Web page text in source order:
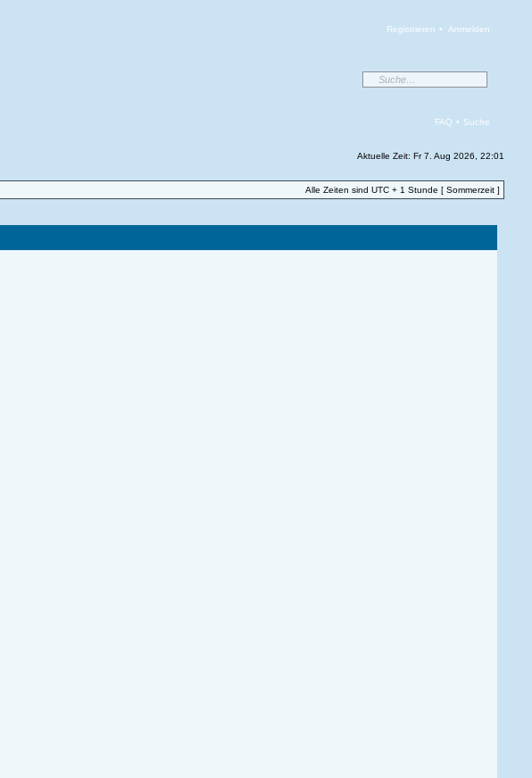
Registrieren • Anmelden
FAQ • Suche
Aktuelle Zeit: Fr 7. Aug 2026, 22:01
Alle Zeiten sind UTC + 1 Stunde [ Sommerzeit ]